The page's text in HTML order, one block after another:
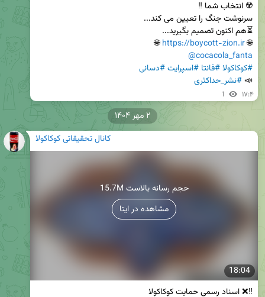
🌐
https://boycott-zion.ir
🌐
@cocacola_fanta
#کوکاکولا#فانتا #اسپرایت#دسانی
📣 #نشر_حداکثری
1 ۱۷:۴
کانال تحقیقاتی کوکاکولا
18:04
15.7M حجم رسانه بالاست
مشاهده در ایتا
۲ مهر ۱۴۰۴